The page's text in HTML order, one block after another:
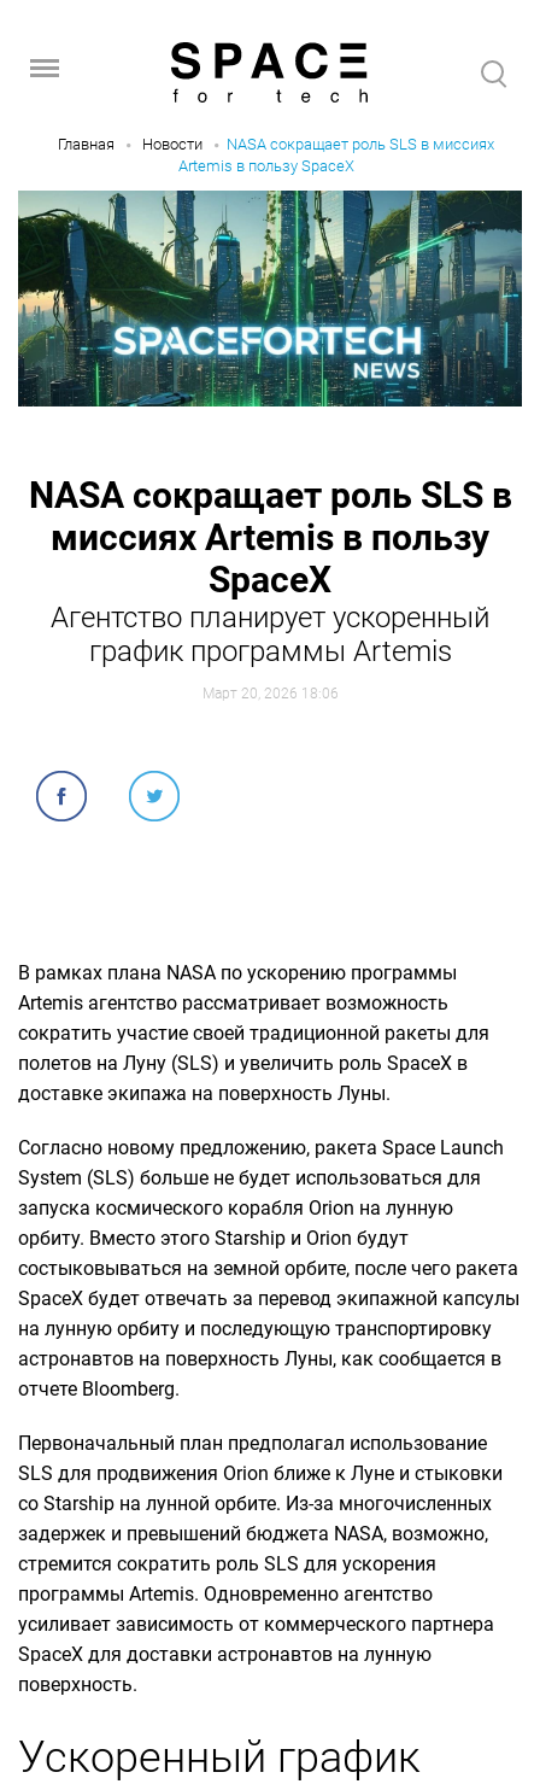
Главная Новости
NASA сокращает роль SLS в миссиях
Artemis в пользу SpaceX
NASA сокращает роль SLS в
миссиях Artemis в пользу
SpaceX
Агентство планирует ускоренный
график программы Artemis
Март 20, 2026 18:06
В рамках плана NASA по ускорению программы
Artemis агентство рассматривает возможность
сократить участие своей традиционной ракеты для
полетов на Луну (SLS) и увеличить роль SpaceX в
доставке экипажа на поверхность Луны.
Согласно новому предложению, ракета Space Launch
System (SLS) больше не будет использоваться для
запуска космического корабля Orion на лунную
орбиту. Вместо этого Starship и Orion будут
состыковываться на земной орбите, после чего ракета
SpaceX будет отвечать за перевод экипажной капсулы
на лунную орбиту и последующую транспортировку
астронавтов на поверхность Луны, как сообщается в
отчете Bloomberg.
Первоначальный план предполагал использование
SLS для продвижения Orion ближе к Луне и стыковки
со Starship на лунной орбите. Из-за многочисленных
задержек и превышений бюджета NASA, возможно,
стремится сократить роль SLS для ускорения
программы Artemis. Одновременно агентство
усиливает зависимость от коммерческого партнера
SpaceX для доставки астронавтов на лунную
поверхность.
Ускоренный график